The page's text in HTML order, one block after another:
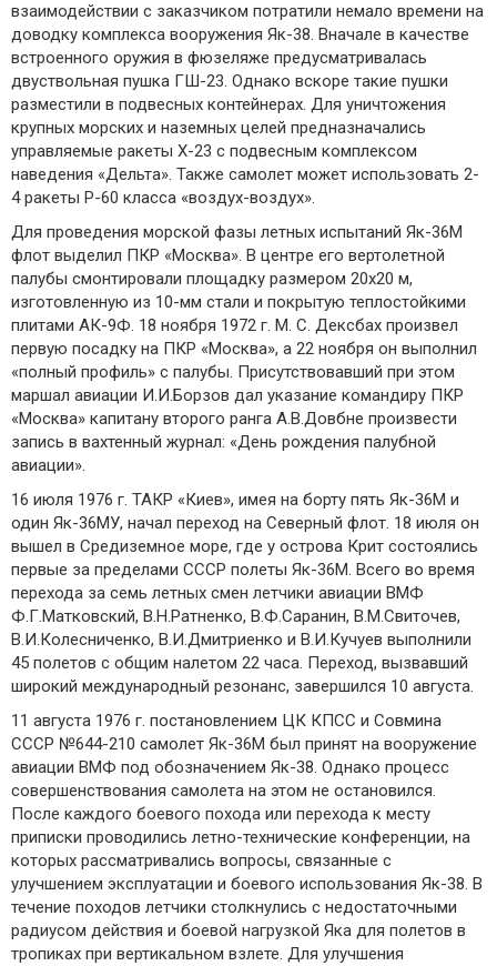
взаимодействии с заказчиком потратили немало времени на
доводку комплекса вооружения Як-38. Вначале в качестве
встроенного оружия в фюзеляже предусматривалась
двуствольная пушка ГШ-23. Однако вскоре такие пушки
разместили в подвесных контейнерах. Для уничтожения
крупных морских и наземных целей предназначались
управляемые ракеты Х-23 с подвесным комплексом
наведения «Дельта». Также самолет может использовать 2-
4 ракеты Р-60 класса «воздух-воздух».
Для проведения морской фазы летных испытаний Як-36М
флот выделил ПКР «Москва». В центре его вертолетной
палубы смонтировали площадку размером 20х20 м,
изготовленную из 10-мм стали и покрытую теплостойкими
плитами АК-9Ф. 18 ноября 1972 г. М. С. Дексбах произвел
первую посадку на ПКР «Москва», а 22 ноября он выполнил
«полный профиль» с палубы. Присутствовавший при этом
маршал авиации И.И.Борзов дал указание командиру ПКР
«Москва» капитану второго ранга А.В.Довбне произвести
запись в вахтенный журнал: «День рождения палубной
авиации».
16 июля 1976 г. ТАКР «Киев», имея на борту пять Як-36М и
один Як-36МУ, начал переход на Северный флот. 18 июля он
вышел в Средиземное море, где у острова Крит состоялись
первые за пределами СССР полеты Як-36М. Всего во время
перехода за семь летных смен летчики авиации ВМФ
Ф.Г.Матковский, В.H.Ратненко, В.Ф.Саранин, В.М.Свиточев,
В.И.Колесниченко, В.И.Дмитриенко и В.И.Кучуев выполнили
45 полетов с общим налетом 22 часа. Переход, вызвавший
широкий международный резонанс, завершился 10 августа.
11 августа 1976 г. постановлением ЦК КПСС и Совмина
СССР №644-210 самолет Як-36М был принят на вооружение
авиации ВМФ под обозначением Як-38. Однако процесс
совершенствования самолета на этом не остановился.
После каждого боевого похода или перехода к месту
приписки проводились летно-технические конференции, на
которых рассматривались вопросы, связанные с
улучшением эксплуатации и боевого использования Як-38. В
течение походов летчики столкнулись с недостаточными
радиусом действия и боевой нагрузкой Яка для полетов в
тропиках при вертикальном взлете. Для улучшения